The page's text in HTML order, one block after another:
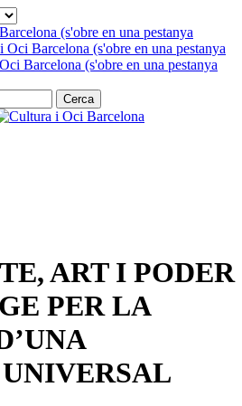
(s'obre en una pestanya
Oci Barcelona (s'obre en una pestanya
Barcelona (s'obre en una pestanya
ART I PODER
PER LA